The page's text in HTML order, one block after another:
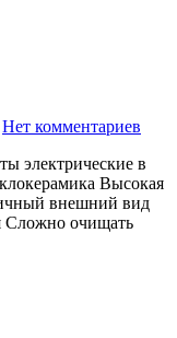
Нет комментариев
Высокая
внешний вид
Сложно очищать